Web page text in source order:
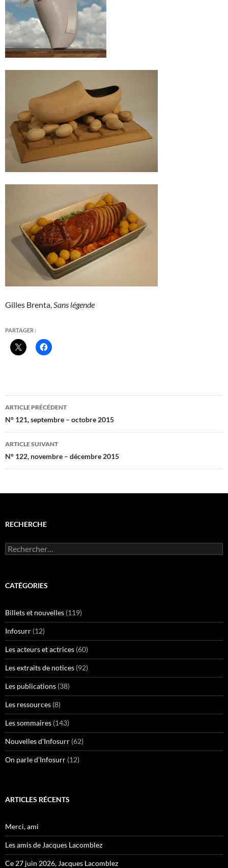
Gilles Brenta,Sans légende
PARTAGER :
Navigation
des
articles
ARTICLE PRÉCÉDENT
N° 121, septembre – octobre 2015
ARTICLE SUIVANT
N° 122, novembre – décembre 2015
RECHERCHE
Rechercher :
CATÉGORIES
Billets et nouvelles (119)
Infosurr (12)
Les acteurs et actrices (60)
Les extraits de notices (92)
Les publications (38)
Les ressources (8)
Les sommaires (143)
Nouvelles d'Infosurr (62)
On parle d'Infosurr (12)
ARTICLES RÉCENTS
Merci, ami
Les amis de Jacques Lacomblez
Ce 27 juin 2026, Jacques Lacomblez